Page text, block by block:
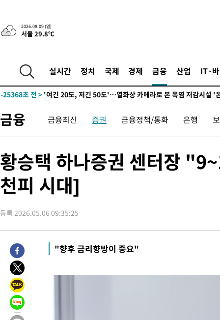
2026.08.09 (일)
서울 29.8℃
실시간 정치 국제 경제 금융 산업 IT·
-10787초 전 >
“美 이란전 무기 소진…북한과 분쟁시 주한 미군 취약해질 수
-25368초 전 >
차'
-24839초 전 > 콜롬비아 신임 우파 대통령 취임 하루만에 차량폭탄 폭발 사건
-15641초 전 >
이군이 불법 군시설 건설한 레바논 남부에서 레바논군 3명 폭
-12759초 전 >[속보]美중부 사령관, 이스라엘 긴급방문 다중화된 전선 상황
보, 언론 누출”
-10792초 전 >‘축구의 신’ 아르헨티나 축구 선수 메시의 부친 지병 별세
-10767초 전 >
“美 이란전 무기 소진…북한과 분쟁시 주한 미군 취약해질 수
-25388초 전 >'여긴 20도, 저긴 50도'…열화상 카메라로 본 폭염 저감시설 '
-18453초 전 >튀르키예 외무장관, "메카 3국 방위협정은 이란이 목표 아냐 "
-15661초 전 >이군이 불법 군시설 건설한 레바논 남부에서 레바논군 3명 폭
부상
-12779초 전 >
[속보]美중부 사령관, 이스라엘 긴급방문 다중화된 전선 상황
-10843초 전 >
보, 언론 누출”
-10812초 전 >
‘축구의 신’ 아르헨티나 축구 선수 메시의 부친 지병 별세
-10787초 전 >
금융 금융최신 증권 금융정책/통화 은행
황승택 하나증권 센터장
천피 시대]
등록 2026.05.06 09:35:25
"향후 금리향방이 중요"